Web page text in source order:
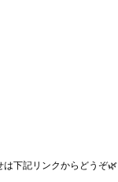
下記リンクからどうぞ🌿